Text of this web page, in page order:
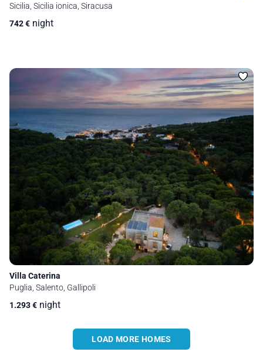
Sicilia, Sicilia ionica, Siracusa
742€ night
Villa Caterina
Puglia, Salento, Gallipoli
1.293€ night
LOAD MORE HOMES